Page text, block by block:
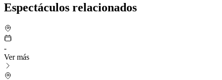
Espectáculos relacionados
-
Ver más